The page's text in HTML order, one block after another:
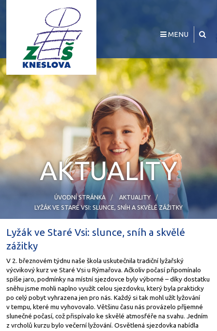
MENU
AKTUALITY
ÚVODNÍ STRÁNKA
AKTUALITY
LYŽÁK VE STARÉ VSI: SLUNCE, SNÍH A SKVĚLÉ ZÁŽITKY
Lyžák ve Staré Vsi: slunce, sníh a skvělé
zážitky
V 2. březnovém týdnu naše škola uskutečnila tradiční lyžařský
výcvikový kurz ve Staré Vsi u Rýmařova. Ačkoliv počasí připomínalo
spíše jaro, podmínky na místní sjezdovce byly výborné – díky dostatku
sněhu jsme mohli naplno využít celou sjezdovku, který byla prakticky
po celý pobyt vyhrazena jen pro nás. Každý si tak mohl užít lyžování
v tempu, které mu vyhovovalo. Většinu času nás provázelo příjemné
slunečné počasí, což přispívalo ke skvělé atmosféře na svahu. Jedním
z vrcholů kurzu bylo večerní lyžování. Osvětlená sjezdovka nabídla